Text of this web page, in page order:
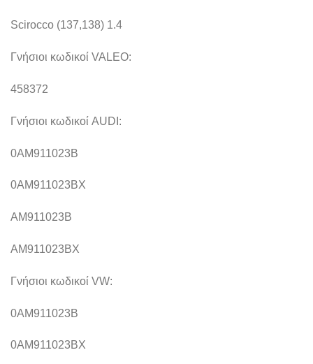
Scirocco (137,138) 1.4
Γνήσιοι κωδικοί VALEO:
458372
Γνήσιοι κωδικοί AUDI:
0AM911023B
0AM911023BX
AM911023B
AM911023BX
Γνήσιοι κωδικοί VW:
0AM911023B
0AM911023BX